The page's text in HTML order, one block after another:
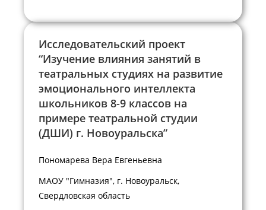
Исследовательский проект
“Изучение влияния занятий в
театральных студиях на развитие
эмоционального интеллекта
школьников 8-9 классов на
примере театральной студии
(ДШИ) г. Новоуральска”
Пономарева Вера Евгеньевна
МАОУ "Гимназия", г. Новоуральск,
Свердловская область